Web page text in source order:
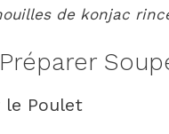
de konjac
le Poulet